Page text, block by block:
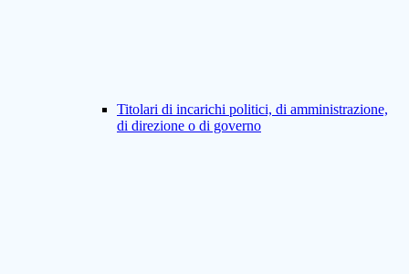
Titolari di incarichi politici, di amministrazione,
di direzione o di governo